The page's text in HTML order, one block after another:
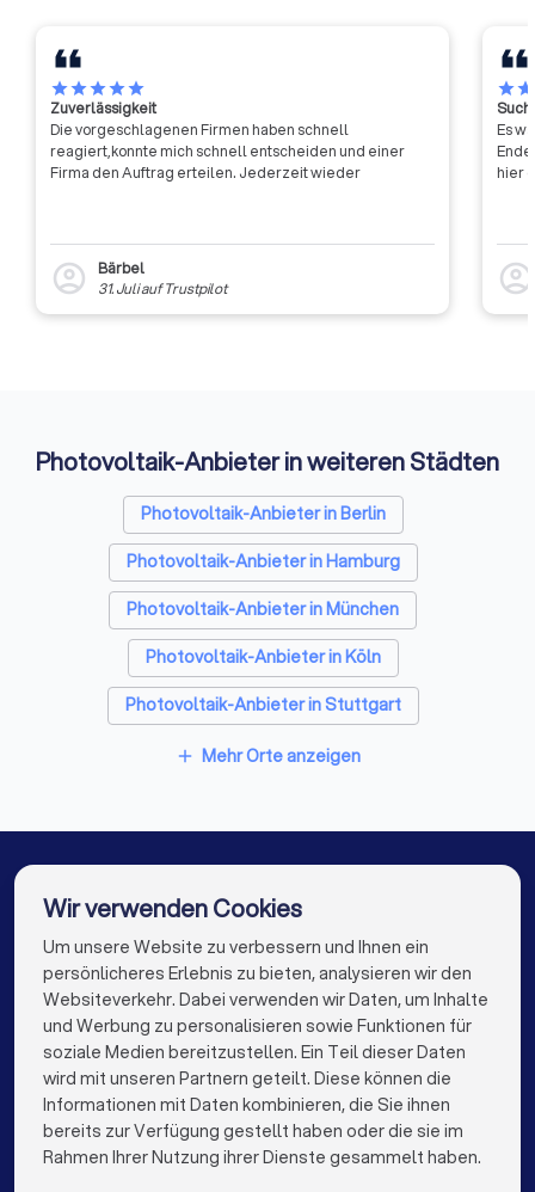
starstarstarstarstar
Zuverlässigkeit
Die vorgeschlagenen Firmen haben schnell
reagiert,konnte mich schnell entscheiden und einer
Firma den Auftrag erteilen. Jederzeit wieder
account_circle
Bärbel
31. Juliauf Trustpilot
starstar
Es
hier
account_circle
Photovoltaik-Anbieter in weiteren Städten
Photovoltaik-Anbieter in Berlin
Photovoltaik-Anbieter in Hamburg
Photovoltaik-Anbieter in München
Photovoltaik-Anbieter in Köln
Photovoltaik-Anbieter in Stuttgart
Photovoltaik-Anbieter in Düsseldorf
Photovoltaik-Anbieter in Bremen
Photovoltaik-Anbieter in Nürnberg
Photovoltaik-Anbieter in Dresden
Photovoltaik-Anbieter in Hannover
Photovoltaik-Anbieter in Leipzig
Photovoltaik-Anbieter in Duisburg
add Mehr Orte anzeigen
Die besten Photovoltaik-Anbieter für Sie
info@trustlocal.de
FÜR PRIVATPERSONEN
Wir verwenden Cookies
Um unsere Website zu verbessern und Ihnen ein
persönlicheres Erlebnis zu bieten, analysieren wir den
Websiteverkehr. Dabei verwenden wir Daten, um Inhalte
und Werbung zu personalisieren sowie Funktionen für
soziale Medien bereitzustellen. Ein Teil dieser Daten
wird mit unseren Partnern geteilt. Diese können die
Informationen mit Daten kombinieren, die Sie ihnen
bereits zur Verfügung gestellt haben oder die sie im
Rahmen Ihrer Nutzung ihrer Dienste gesammelt haben.